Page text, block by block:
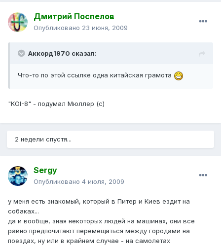
Дмитрий Поспелов
Опубликовано 23 июня, 2009
Аккорд1970 сказал:
Что-то по этой ссылке одна китайская грамота
"KOI-8" - подумал Мюллер (с)
2 недели спустя...
Sergy
Опубликовано 4 июля, 2009
у меня есть знакомый, который в Питер и Киев ездит на
собаках...
да и вообще, зная некоторых людей на машинах, они все
равно предпочитают перемещаться между городами на
поездах, ну или в крайнем случае - на самолетах